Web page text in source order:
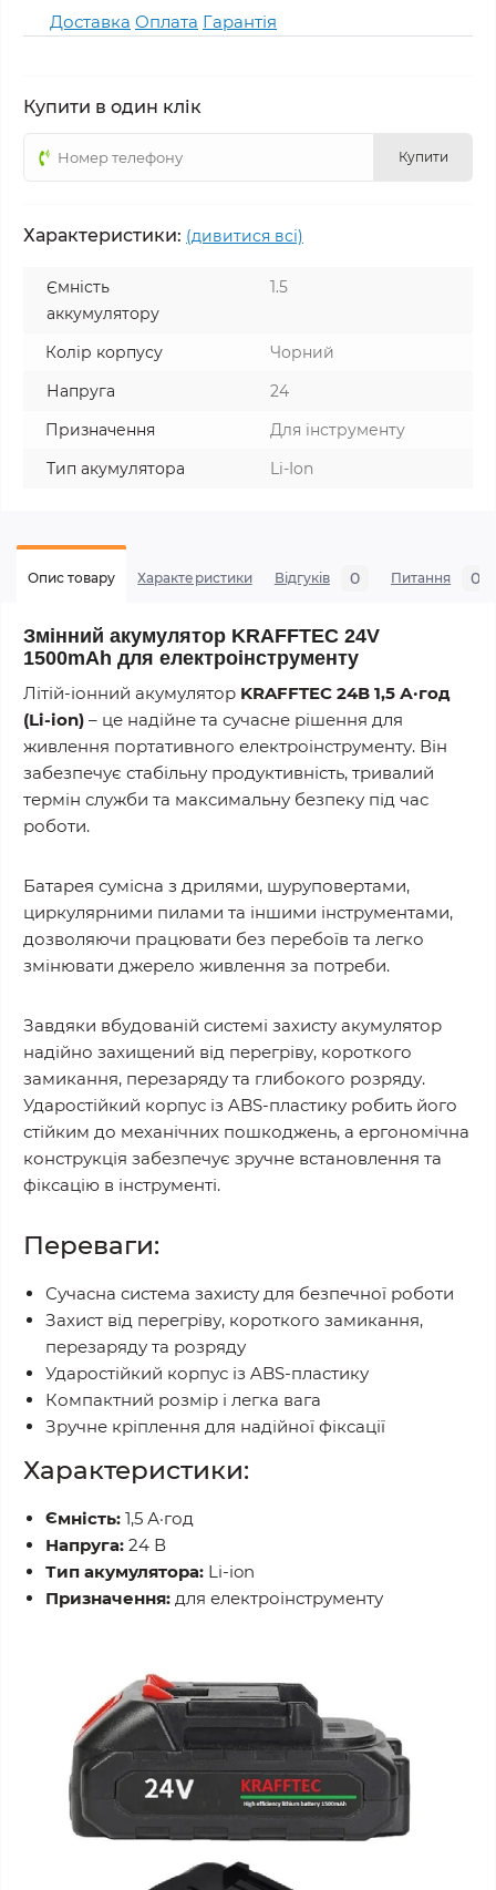
Доставка Оплата Гарантія
Купити в один клік
Купити
Характеристики: (дивитися всі)
Ємність
аккумулятору
1.5
Колір корпусу
Чорний
Напруга
24
Призначення
Для інструменту
Тип акумулятора
Li-Ion
Опис товару Характеристики Відгуків 0 Питання 0
Змінний акумулятор KRAFFTEC 24V
1500mAh для електроінструменту
Літій-іонний акумулятор KRAFFTEC 24В 1,5 А·год
(Li-ion) – це надійне та сучасне рішення для
живлення портативного електроінструменту. Він
забезпечує стабільну продуктивність, тривалий
термін служби та максимальну безпеку під час
роботи.
Батарея сумісна з дрилями, шуруповертами,
циркулярними пилами та іншими інструментами,
дозволяючи працювати без перебоїв та легко
змінювати джерело живлення за потреби.
Завдяки вбудованій системі захисту акумулятор
надійно захищений від перегріву, короткого
замикання, перезаряду та глибокого розряду.
Ударостійкий корпус із ABS-пластику робить його
стійким до механічних пошкоджень, а ергономічна
конструкція забезпечує зручне встановлення та
фіксацію в інструменті.
Переваги:
Сучасна система захисту для безпечної роботи
Захист від перегріву, короткого замикання,
перезаряду та розряду
Ударостійкий корпус із ABS-пластику
Компактний розмір і легка вага
Зручне кріплення для надійної фіксації
Характеристики:
Ємність: 1,5 А·год
Напруга: 24 В
Тип акумулятора: Li-ion
Призначення: для електроінструменту